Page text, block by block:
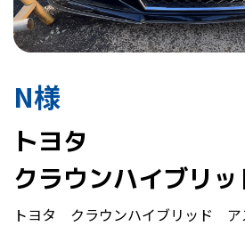
N様
トヨタ
クラウンハイブリッ
トヨタ クラウンハイブリッド ア